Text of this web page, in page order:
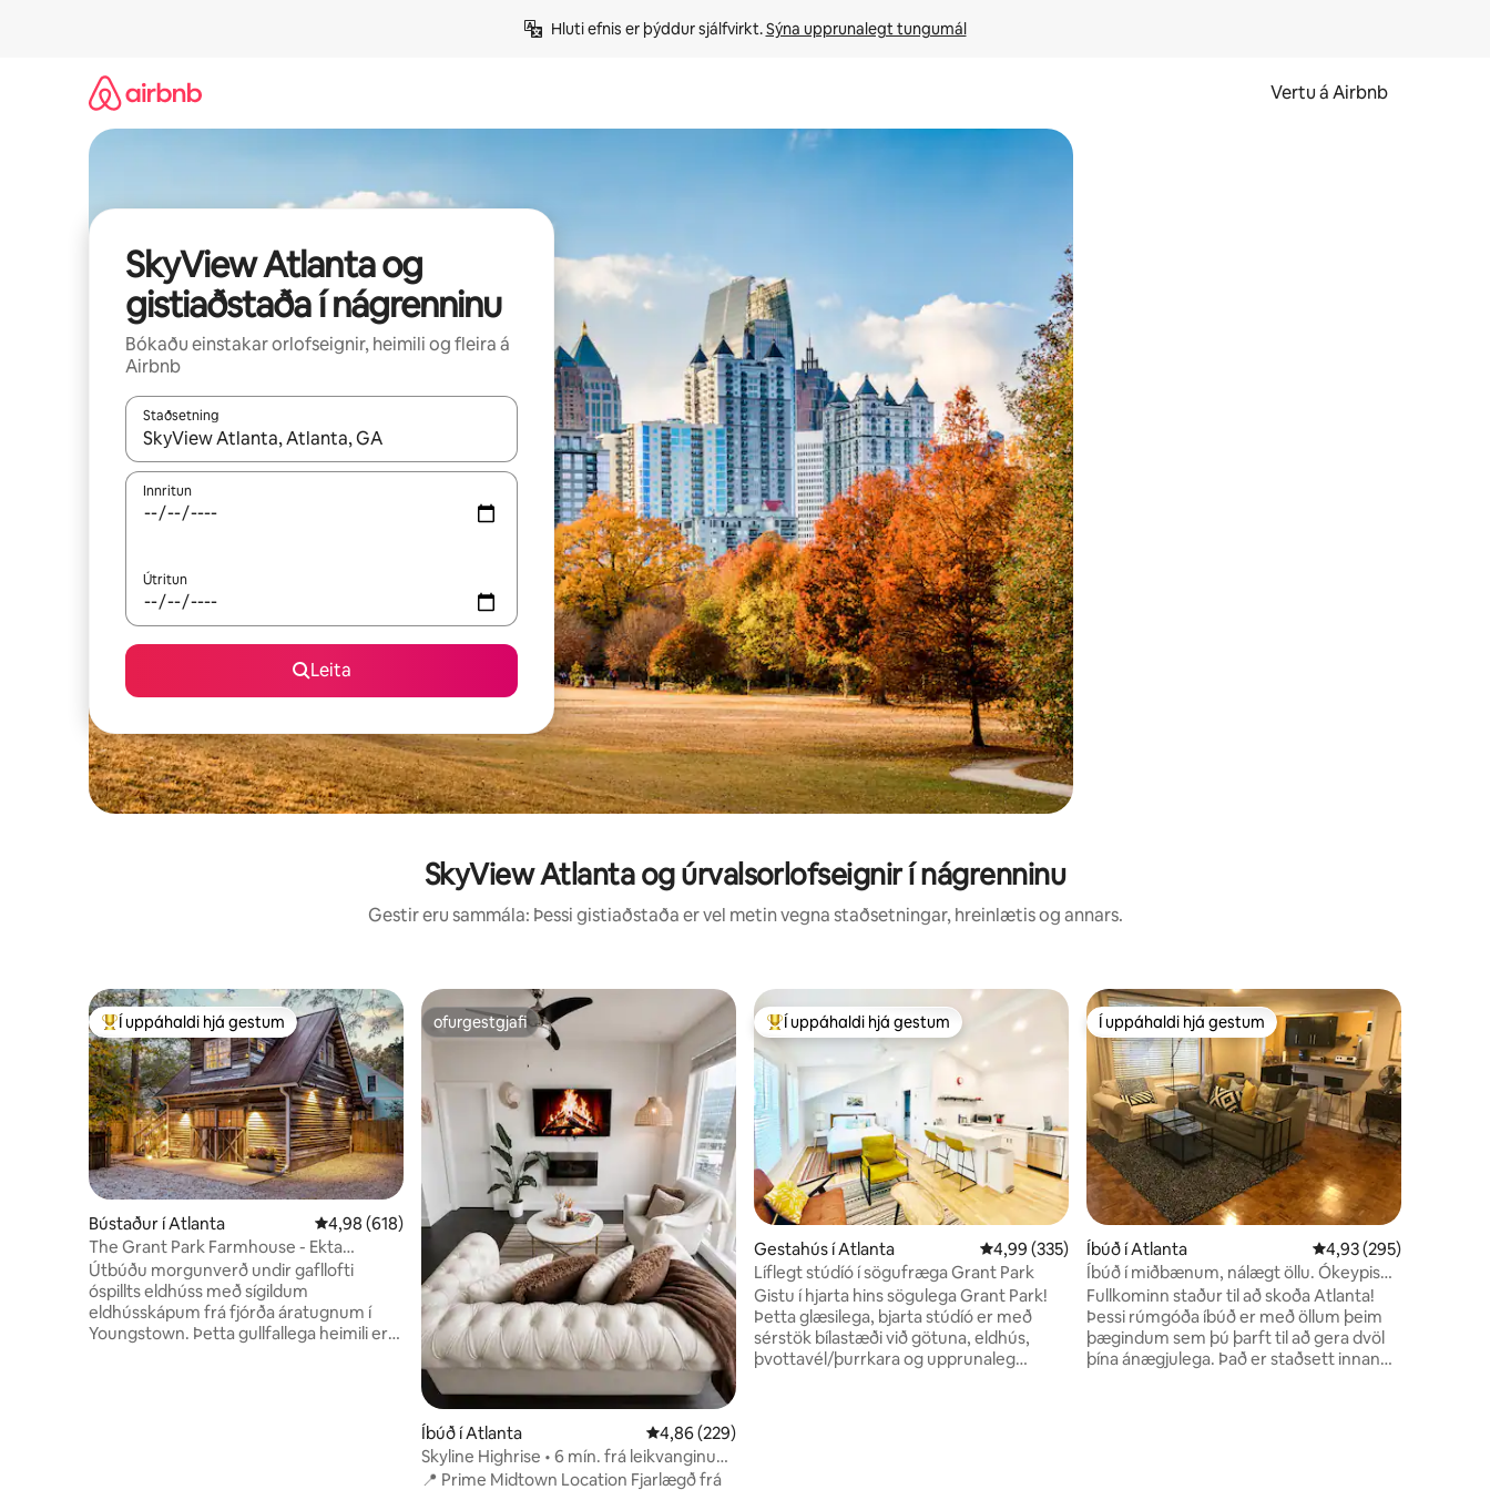
Hluti efnis er þýddur sjálfvirkt. Sýna upprunalegt tungumál
Vertu á Airbnb
SkyView Atlanta og
gistiaðstaða í nágrenninu
Bókaðu einstakar orlofseignir, heimili og fleira á
Airbnb
Staðsetning
Þegar niðurstöður liggja fyrir skaltu nota upp og niður örvalyklana eða skoða með því að snerta eða strjúka.
Innritun
Útritun
Leita
SkyView Atlanta og úrvalsorlofseignir í nágrenninu
Gestir eru sammála: Þessi gistiaðstaða er vel metin vegna staðsetningar, hreinlætis og annars.
Í mestu uppáhaldi hjá gestum
Í uppáhaldi hjá gestum
Bústaður í Atlanta 4,98 af 5 í meðaleinkunn, 618 umsagnir
4,98 (618)
The Grant Park Farmhouse - Ekta
suðurríkjasjarmi
Útbúðu morgunverð undir gafllofti
óspillts eldhúss með sígildum
eldhússkápum frá fjórða áratugnum í
Youngstown. Þetta gullfallega heimili er
ofurgestgjafi
ofurgestgjafi
Íbúð í Atlanta 4,86 af 5 í meðaleinkunn, 229 umsagnir
4,86 (229)
Skyline Highrise • 6 mín. frá leikvanginum
• Heimsmeistaramót FIFA í knattspyrnu
📍 Prime Midtown Location Fjarlægð frá
Í mestu uppáhaldi hjá gestum
Í uppáhaldi hjá gestum
Gestahús í Atlanta 4,99 af 5 í meðaleinkunn, 335 umsagnir
4,99 (335)
Líflegt stúdíó í sögufræga Grant Park
Gistu í hjarta hins sögulega Grant Park!
Þetta glæsilega, bjarta stúdíó er með
sérstök bílastæði við götuna, eldhús,
þvottavél/þurrkara og upprunaleg
Í uppáhaldi hjá gestum
Í uppáhaldi hjá gestum
Íbúð í Atlanta 4,93 af 5 í
4,93 (295)
Íbúð í miðbænum, nálægt öllu. Ókeypis
bílastæði!
Fullkominn staður til að skoða Atlanta!
Þessi rúmgóða íbúð er með öllum þeim
þægindum sem þú þarft til að gera dvöl
þína ánægjulega. Það er staðsett innan